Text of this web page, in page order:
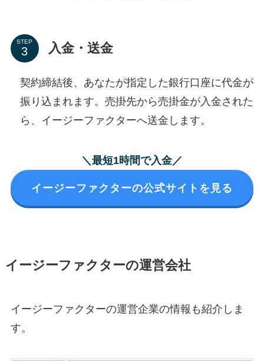
STEP 入金・送金
契約締結後、あなたが指定した銀行口座に代金が
振り込まれます。 売掛先から売掛金が入金された
ら、イージーファクターへ送金します。
＼最短1時間で入金／
イージーファクターの公式サイトを見る
イージーファクターの運営会社
イージーファクターの運営企業の情報も紹介しま
す。